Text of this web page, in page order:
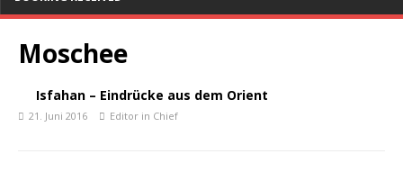
Moschee
Isfahan – Eindrücke aus dem Orient
21. Juni 2016 Editor in Chief